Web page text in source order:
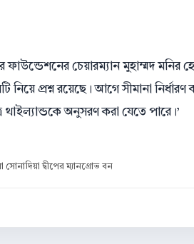
ফাউন্ডেশনের চেয়ারম্যান মুহাম্মদ
নিয়ে প্রশ্ন রয়েছে। আগে সীমানা
থাইল্যান্ডকে অনুসরণ করা যেতে পারে।’
দ্বীপের ম্যানগ্রোভ বন